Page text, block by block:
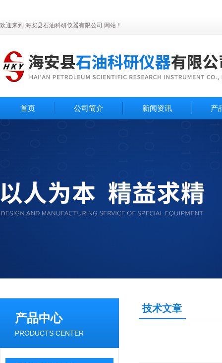
欢迎来到 海安县石油科研仪器有限公司 网站！
首页 公司简介 新闻资讯 产
产品中心
PRODUCTS CENTER
技术文章